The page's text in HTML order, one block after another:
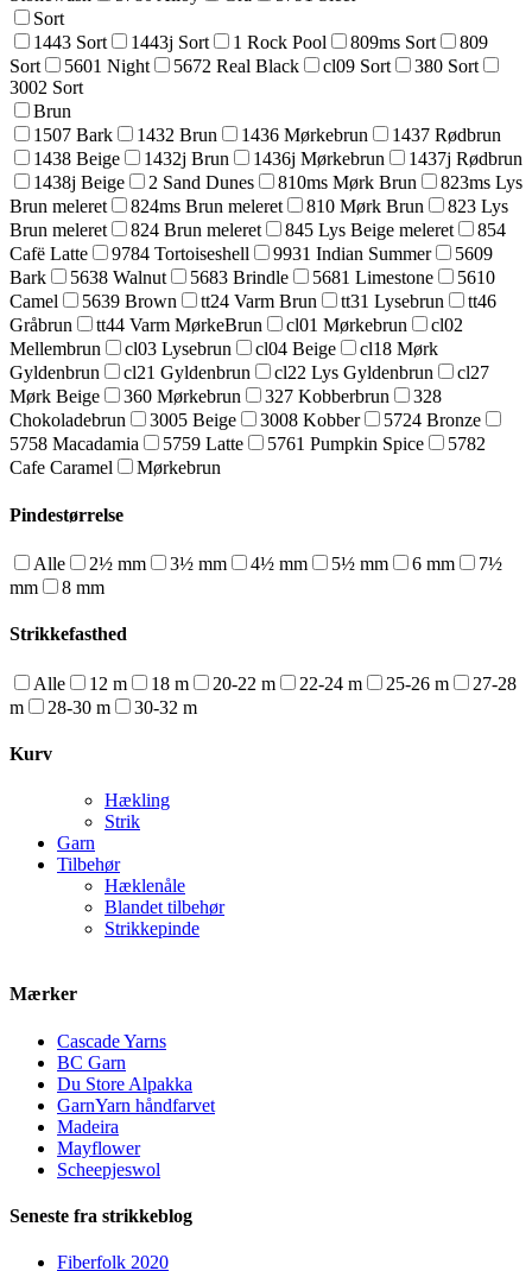
Sort
1443 Sort
1443j Sort 1 Rock Pool 809ms Sort
809
Sort
5601 Night 5672 Real Black cl09 Sort
380 Sort
3002 Sort
Brun
1507 Bark
1432 Brun 1436 Mørkebrun
1437 Rødbrun
1438 Beige
1432j Brun 1436j Mørkebrun
1437j Rødbrun
1438j Beige
2 Sand Dunes 810ms Mørk Brun
823ms Lys
Brun meleret
824ms Brun meleret 810 Mørk Brun
823 Lys
Brun meleret
824 Brun meleret 845 Lys Beige meleret
854
Cafë Latte
9784 Tortoiseshell 9931 Indian Summer
5609
Bark
5638 Walnut 5683 Brindle 5681 Limestone
5610
Camel
5639 Brown tt24 Varm Brun tt31 Lysebrun
tt46
Gråbrun
tt44 Varm MørkeBrun cl01 Mørkebrun
cl02
Mellembrun
cl03 Lysebrun cl04 Beige
cl18 Mørk
Gyldenbrun
cl21 Gyldenbrun cl22 Lys Gyldenbrun
cl27
Mørk Beige
360 Mørkebrun 327 Kobberbrun
328
Chokoladebrun
3005 Beige 3008 Kobber
5724 Bronze
5758 Macadamia
5759 Latte 5761 Pumpkin Spice
5782
Cafe Caramel
Mørkebrun
Pindestørrelse
Alle 2½ mm 3½ mm 4½ mm 5½ mm 6 mm
7½
mm
8 mm
Strikkefasthed
Alle 12 m 18 m 20-22 m 22-24 m 25-26 m
27-28
m
28-30 m 30-32 m
Kurv
Hækling
Strik
Garn
Tilbehør
Hæklenåle
Blandet tilbehør
Strikkepinde
Mærker
Cascade Yarns
BC Garn
Du Store Alpakka
GarnYarn håndfarvet
Madeira
Mayflower
Scheepjeswol
Seneste fra strikkeblog
Fiberfolk 2020